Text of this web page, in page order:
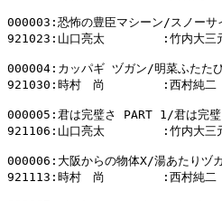
000003:恐怖の豊臣マシーン/スノーサ
921023:山口亮太        :竹内大
000004:カッパギ ヅガン/明菜ふたた
921030:時村　尚        :西村純
000005:君は完璧さ PART 1/君は完
921106:山口亮太        :竹内大
000006:大阪からの物体X/湯あたりヅ
921113:時村　尚        :西村